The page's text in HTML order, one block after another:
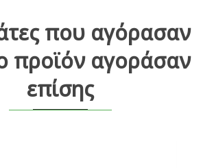
που αγόρασαν
προϊόν αγοράσαν
επίσης